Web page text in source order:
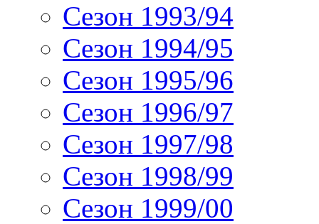
Сезон 1993/94
Сезон 1994/95
Сезон 1995/96
Сезон 1996/97
Сезон 1997/98
Сезон 1998/99
Сезон 1999/00